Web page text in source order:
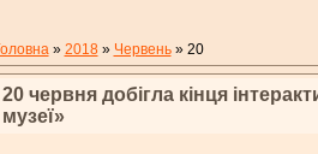
» 2018 » Червень » 20
20 червня добігла кінця
музеї»